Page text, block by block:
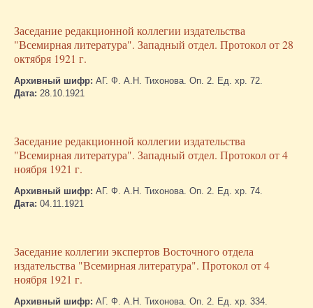
Заседание редакционной коллегии издательства
"Всемирная литература". Западный отдел. Протокол от 28
октября 1921 г.
Архивный шифр: АГ. Ф. А.Н. Тихонова. Оп. 2. Ед. хр. 72.
Дата: 28.10.1921
Заседание редакционной коллегии издательства
"Всемирная литература". Западный отдел. Протокол от 4
ноября 1921 г.
Архивный шифр: АГ. Ф. А.Н. Тихонова. Оп. 2. Ед. хр. 74.
Дата: 04.11.1921
Заседание коллегии экспертов Восточного отдела
издательства "Всемирная литература". Протокол от 4
ноября 1921 г.
Архивный шифр: АГ. Ф. А.Н. Тихонова. Оп. 2. Ед. хр. 334.